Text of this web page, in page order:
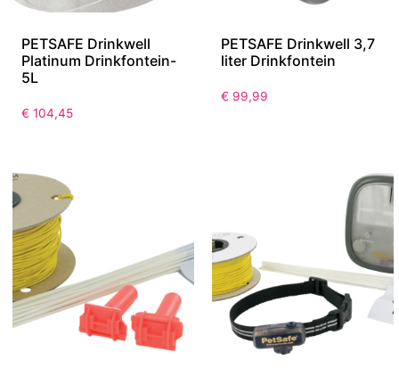
PETSAFE Drinkwell
Platinum Drinkfontein-
5L
€ 104,45
PETSAFE Drinkwell 3,7
liter Drinkfontein
€ 99,99